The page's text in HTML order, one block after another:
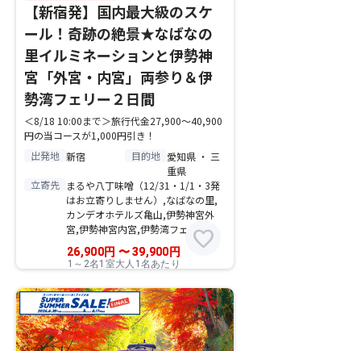
【新宿発】国内最大級のスケ
ール！奇跡の絶景★なばなの
里イルミネーションと伊勢神
宮「外宮・内宮」両参り＆伊
勢湾フェリー２日間
＜8/18 10:00まで＞旅行代金27,900～40,900
円の当コースが1,000円引き！
出発地 新宿 目的地 愛知県 ・ 三
重県
立寄先 まるや八丁味噌（12/31・1/1・3発
はお立寄りしません）,なばなの里,
カンデオホテルズ亀山,伊勢神宮外
宮,伊勢神宮内宮,伊勢湾フェリー
26,900円 〜39,900 円
1～2名1室大人1名あたり
favorite